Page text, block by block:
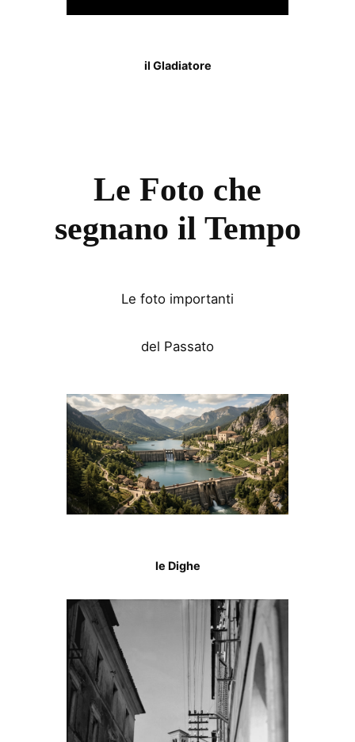
il Gladiatore
Le Foto che
segnano il Tempo
Le foto importanti
del Passato
le Dighe